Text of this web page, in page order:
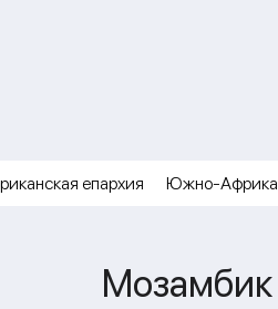
епархия Южно-
Мозамбик